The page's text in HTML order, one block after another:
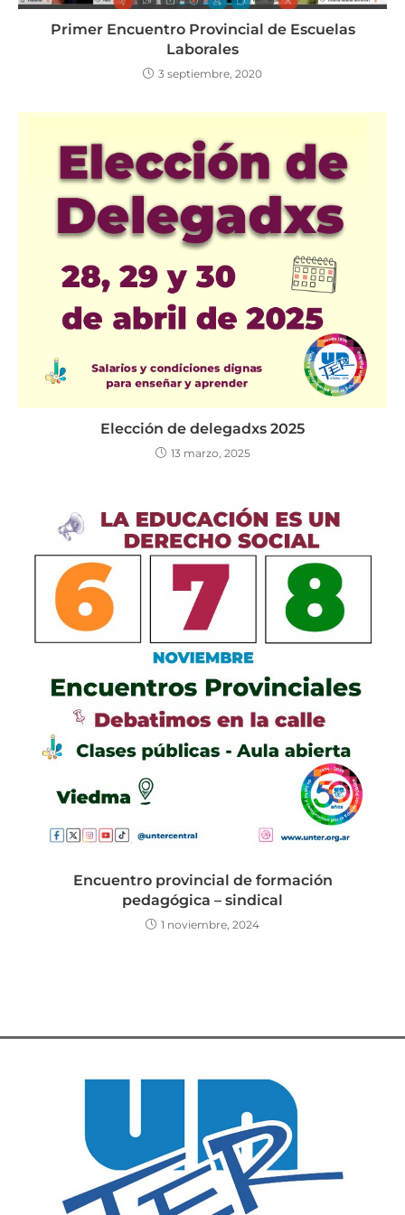
Primer Encuentro Provincial de Escuelas
Laborales
3 septiembre, 2020
Elección de delegadxs 2025
13 marzo, 2025
Encuentro provincial de formación
pedagógica – sindical
1 noviembre, 2024